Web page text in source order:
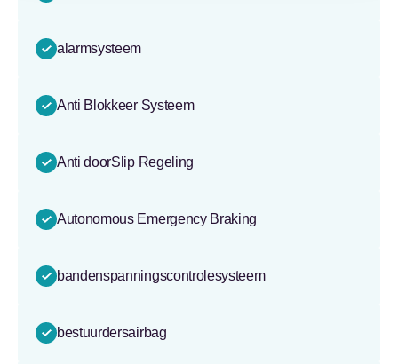
alarmsysteem
Anti Blokkeer Systeem
Anti doorSlip Regeling
Autonomous Emergency Braking
bandenspanningscontrolesysteem
bestuurdersairbag